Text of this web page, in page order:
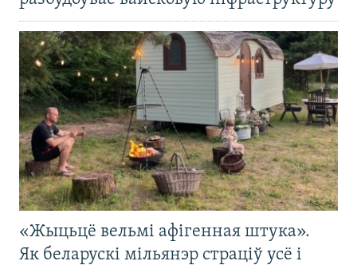
«Жыцьцё вельмі афігенная штука».
Як беларускі мільянэр страціў усё і